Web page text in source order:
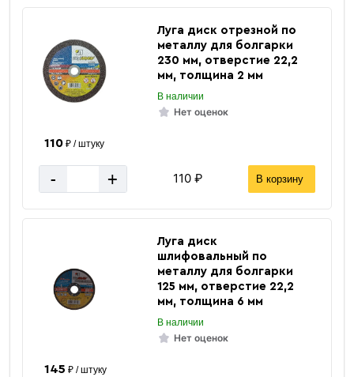
Луга диск отрезной по
металлу для болгарки
230 мм, отверстие 22,2
мм, толщина 2 мм
В наличии
Нет оценок
110₽ / штуку
- + 110 ₽ В корзину
Луга диск
шлифовальный по
металлу для болгарки
125 мм, отверстие 22,2
мм, толщина 6 мм
В наличии
Нет оценок
145 ₽ / штуку
Вес одной штуки (12 м) кг 108.23 кг
Вес 12 метр, тн 0.1082 тн